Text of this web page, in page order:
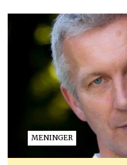
MENINGER